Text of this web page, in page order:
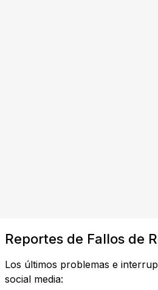
Reportes de Fallos de
Los últimos problemas e
social media: